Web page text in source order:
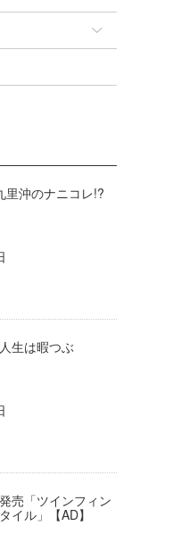
里沖のナニコレ!?
生は暇つぶ
売「ツインフィン
イル」【AD】